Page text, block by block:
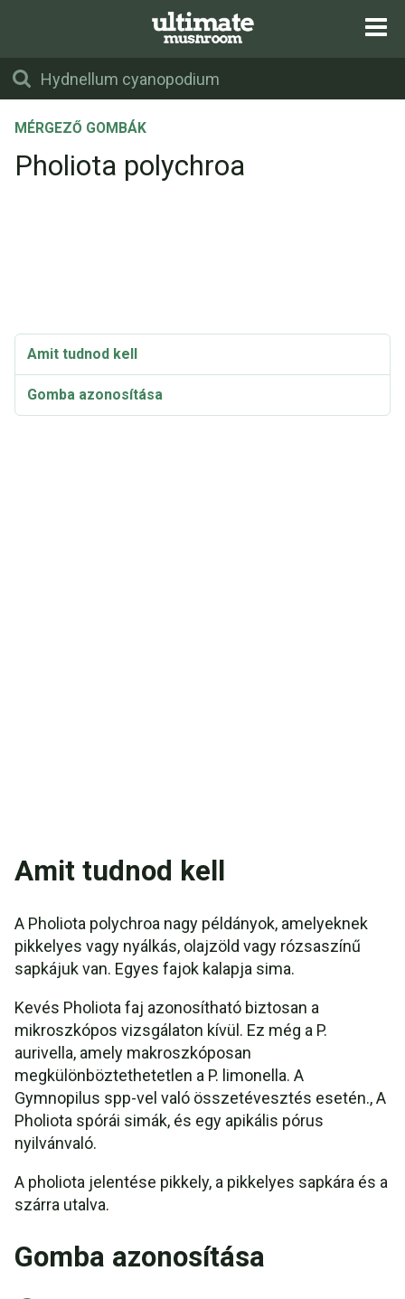
MÉRGEZŐ GOMBÁK
Pholiota polychroa
Amit tudnod kell
Gomba azonosítása
Amit tudnod kell
A Pholiota polychroa nagy példányok, amelyeknek
pikkelyes vagy nyálkás, olajzöld vagy rózsaszínű
sapkájuk van. Egyes fajok kalapja sima.
Kevés Pholiota faj azonosítható biztosan a
mikroszkópos vizsgálaton kívül. Ez még a P.
aurivella, amely makroszkóposan
megkülönböztethetetlen a P. limonella. A
Gymnopilus spp-vel való összetévesztés esetén., A
Pholiota spórái simák, és egy apikális pórus
nyilvánvaló.
A pholiota jelentése pikkely, a pikkelyes sapkára és a
szárra utalva.
Gomba azonosítása